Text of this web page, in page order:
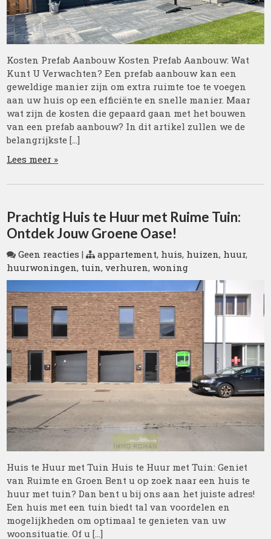
Kosten Prefab Aanbouw Kosten Prefab Aanbouw: Wat
Kunt U Verwachten? Een prefab aanbouw kan een
geweldige manier zijn om extra ruimte toe te voegen
aan uw huis op een efficiënte en snelle manier. Maar
wat zijn de kosten die gepaard gaan met het bouwen
van een prefab aanbouw? In dit artikel zullen we de
belangrijkste […]
Lees meer »
Prachtig Huis te Huur met Ruime Tuin:
Ontdek Jouw Groene Oase!
Geen reacties | appartement, huis, huizen, huur,
huurwoningen, tuin,verhuren,woning
Huis te Huur met Tuin Huis te Huur met Tuin: Geniet
van Ruimte en Groen Bent u op zoek naar een huis te
huur met tuin? Dan bent u bij ons aan het juiste adres!
Een huis met een tuin biedt tal van voordelen en
mogelijkheden om optimaal te genieten van uw
woonsituatie. Of u […]